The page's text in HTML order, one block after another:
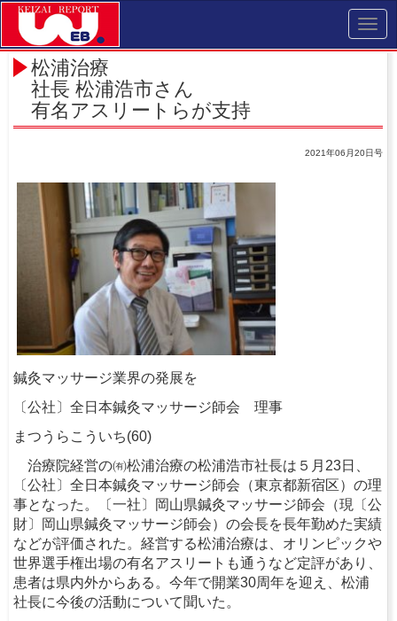
松浦治療
社長 松浦浩市さん
有名アスリートらが支持
2021年06月20日号
鍼灸マッサージ業界の発展を
〔公社〕全日本鍼灸マッサージ師会 理事
まつうらこういち(60)
治療院経営の㈲松浦治療の松浦浩市社長は５月23日、
〔公社〕全日本鍼灸マッサージ師会（東京都新宿区）の理
事となった。〔一社〕岡山県鍼灸マッサージ師会（現〔公
財〕岡山県鍼灸マッサージ師会）の会長を長年勤めた実績
などが評価された。経営する松浦治療は、オリンピックや
世界選手権出場の有名アスリートも通うなど定評があり、
患者は県内外からある。今年で開業30周年を迎え、松浦
社長に今後の活動について聞いた。